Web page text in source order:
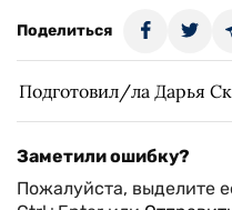
Поделиться
Подготовил/ла Дарья
Заметили ошибку?
Пожалуйста, выделите